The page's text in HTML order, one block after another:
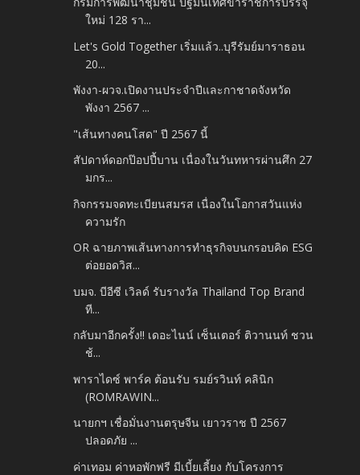
ใหม่ 128 รา...
Let's Gold Together เริ่มแล้ว..บุรีรัมย์มาราธอน
20...
พังงา-ผวจ.เปิดงานประจำปีและกาชาดจังหวัด
พังงา 2567 ...
"เส้นทางคนโสด" ปี 2567 นี้
สัปดาห์ดอกป๊อปปี้บาน เนื่องในวันทหารผ่านศึก 27
มกร...
กิจกรรมจดทะเบียนสมรส เนื่องในโอกาสวันแห่ง
ความรัก
OR ฉายภาพเส้นทางการทำธุรกิจบนกรอบคิด ESG
ต่อยอดวิส...
บมจ. บีอีซี เวิลด์ รับรางวัล Thailand Top Brand
ที...
กลับมาอีกครั้ง!! เดอะไนน์ เซ็นเตอร์ ติวานนท์ ชวน
ช้...
พาราไดซ์ พาร์ค ต้อนรับ รมย์รวินท์ คลินิก
(ROMRAWIN...
นายกฯ เชื่อมั่นงานตรุษจีน เยาวราช ปี 2567
ปลอดภัย ...
ค่าเทอม ค่าหอพักฟรี มีเบี้ยเลี้ยง กับโครงการ